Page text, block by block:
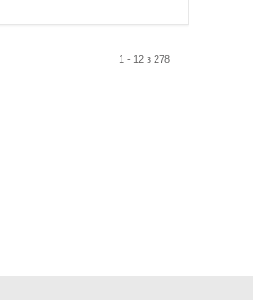
1 - 12 з 278